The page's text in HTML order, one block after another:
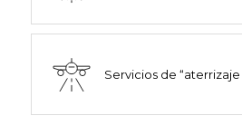
Servicios de “aterrizaje